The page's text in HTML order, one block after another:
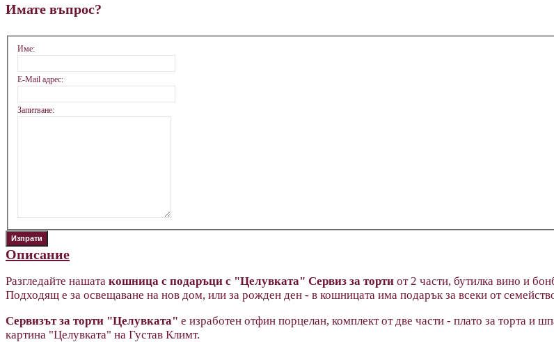
Имате въпрос?
Име:
E-Mail адрес:
Запитване:
Описание
Разгледайте нашата кошница с подаръци с "Целувката" Сервиз за торти от 2 части, бутилка вино и
Подходящ е за освещаване на нов дом, или за рожден ден - в кошницата има подарък за всеки от
Сервизът за торти "Целувката" е изработен отфин порцелан, комплект от две части - плато за торта и
картина "Целувката" на Густав Климт.